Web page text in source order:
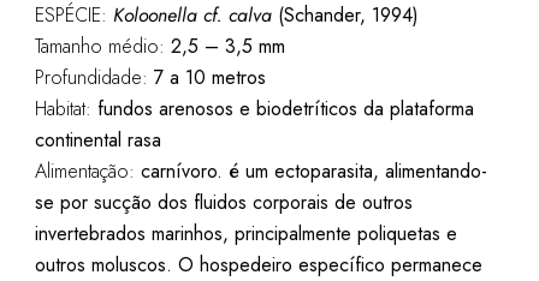
ESPÉCIE: Koloonella cf. calva(Schander, 1994)
Tamanho médio: 2,5 – 3,5 mm
Profundidade: 7 a 10 metros
Habitat: fundos arenosos e biodetríticos da plataforma
continental rasa
Alimentação: carnívoro. é um ectoparasita, alimentando-
se por sucção dos fluidos corporais de outros
invertebrados marinhos, principalmente poliquetas e
outros moluscos. O hospedeiro específico permanece